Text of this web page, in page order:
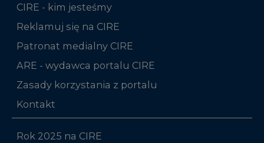
CIRE - kim jesteśmy
Reklamuj się na CIRE
Patronat medialny CIRE
ARE - wydawca portalu CIRE
Zasady korzystania z portalu
Kontakt
Rok 2025 na CIRE